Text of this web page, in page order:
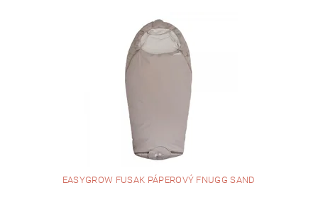
EASYGROW FUSAK PÁPEROVÝ FNUGG SAND